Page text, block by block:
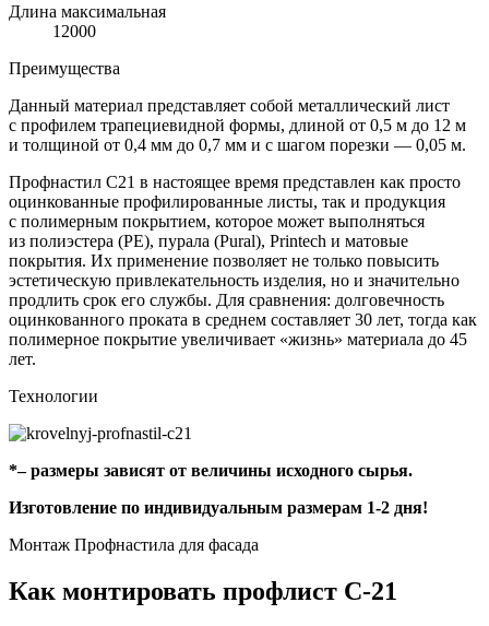
Длина максимальная
12000
Преимущества
Данный материал представляет собой металлический лист
с профилем трапециевидной формы, длиной от 0,5 м до 12 м
и толщиной от 0,4 мм до 0,7 мм и с шагом порезки — 0,05 м.
Профнастил С21 в настоящее время представлен как просто
оцинкованные профилированные листы, так и продукция
с полимерным покрытием, которое может выполняться
из полиэстера (PE), пурала (Pural), Printech и матовые
покрытия. Их применение позволяет не только повысить
эстетическую привлекательность изделия, но и значительно
продлить срок его службы. Для сравнения: долговечность
оцинкованного проката в среднем составляет 30 лет, тогда как
полимерное покрытие увеличивает «жизнь» материала до 45
лет.
Технологии
*– размеры зависят от величины исходного сырья.
Изготовление по индивидуальным размерам 1-2 дня!
Монтаж Профнастила для фасада
Как монтировать профлист С-21